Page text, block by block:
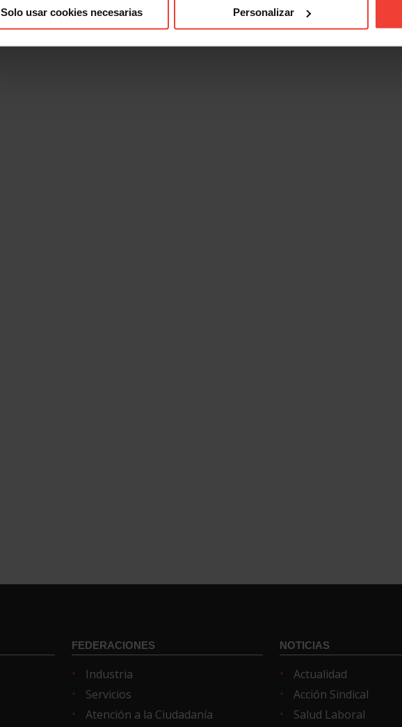
Solo usar cookies necesarias Personalizar
FEDERACIONES
Industria
Servicios
Atención a la Ciudadanía
NOTICIAS
Actualidad
Acción Sindical
Salud Laboral